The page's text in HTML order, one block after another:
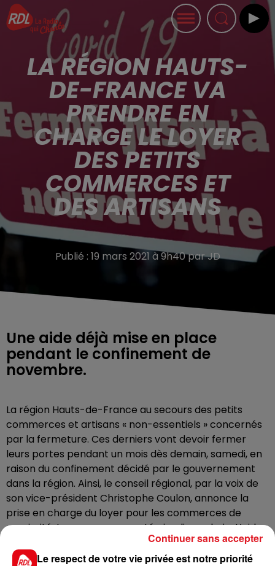
LA RÉGION HAUTS-
DE-FRANCE VA
PRENDRE EN
CHARGE LE LOYER
DES PETITS
COMMERCES ET
DES ARTISANS
Publié : 19 mars 2021 à 9h40 par JD
Une aide déjà mise en place
pendant le confinement de
novembre.
La région Hauts-de-France au secours des petits
commerces et artisans « non-essentiels » concernés
par la fermeture. Ces derniers vont devoir fermer
leurs portes pendant un mois dès demain, samedi, en
raison du confinement décidé par le gouvernement
dans la région. Ainsi, le conseil régional, par la voix de
son vice-président Christophe Coulon, annonce la
prise en charge du loyer pour les commerces de
proximité. La mesure sera votée jeudi prochain. L’aide
avait déjà été mise en place pendant le confinement
de novembre.
Le respect de votre vie privée est notre priorité
Continuer sans accepter